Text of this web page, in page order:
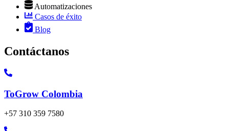
Automatizaciones
Casos de éxito
Blog
Contáctanos
ToGrow Colombia
+57 310 359 7580